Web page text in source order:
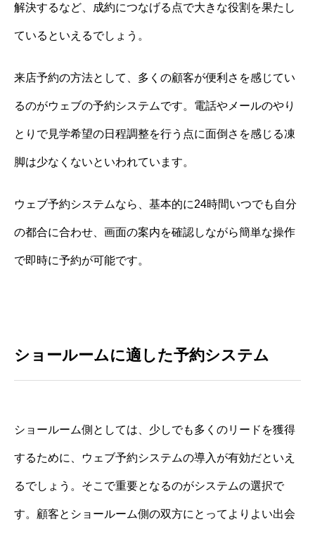
解決するなど、成約につなげる点で大きな役割を果たし
ているといえるでしょう。
来店予約の方法として、多くの顧客が便利さを感じてい
るのがウェブの予約システムです。電話やメールのやり
とりで見学希望の日程調整を行う点に面倒さを感じる凍
脚は少なくないといわれています。
ウェブ予約システムなら、基本的に24時間いつでも自分
の都合に合わせ、画面の案内を確認しながら簡単な操作
で即時に予約が可能です。
ショールームに適した予約システム
ショールーム側としては、少しでも多くのリードを獲得
するために、ウェブ予約システムの導入が有効だといえ
るでしょう。そこで重要となるのがシステムの選択で
す。顧客とショールーム側の双方にとってよりよい出会